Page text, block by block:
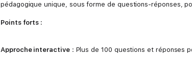
pédagogique unique, sous forme de questions-réponses,
Points forts :
Approche interactive: Plus de 100 questions et réponses